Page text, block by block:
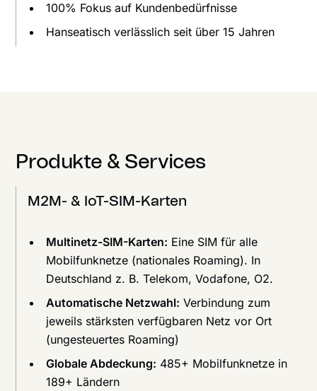
100% Fokus auf Kundenbedürfnisse
Hanseatisch verlässlich seit über 15 Jahren
Produkte & Services
M2M- & IoT-SIM-Karten
Multinetz-SIM-Karten: Eine SIM für alle
Mobilfunknetze (nationales Roaming). In
Deutschland z. B. Telekom, Vodafone, O2.
Automatische Netzwahl: Verbindung zum
jeweils stärksten verfügbaren Netz vor Ort
(ungesteuertes Roaming)
Globale Abdeckung: 485+ Mobilfunknetze in
189+ Ländern